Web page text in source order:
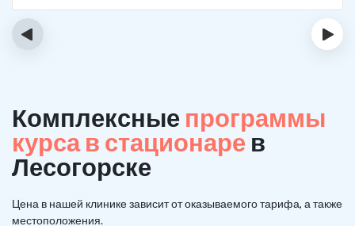
‹ ›
Комплексные программы
курса в стационаре в
Лесогорске
Цена в нашей клинике зависит от оказываемого тарифа, а также
местоположения.